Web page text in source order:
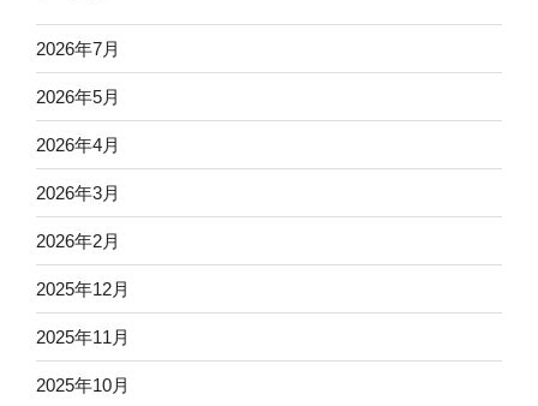
2026年7月
2026年5月
2026年4月
2026年3月
2026年2月
2025年12月
2025年11月
2025年10月